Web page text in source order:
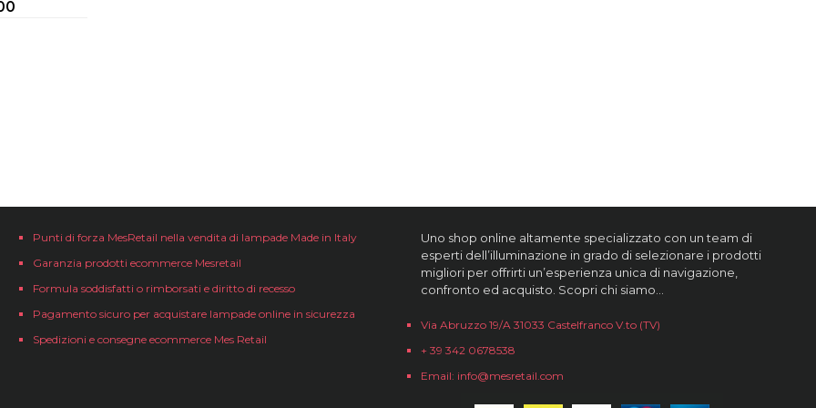
Punti di forza MesRetail nella vendita di lampade Made in Italy
Garanzia prodotti ecommerce Mesretail
Formula soddisfatti o rimborsati e diritto di recesso
Pagamento sicuro per acquistare lampade online in sicurezza
Spedizioni e consegne ecommerce Mes Retail
Uno shop online altamente specializzato con un team di
esperti dell’illuminazione in grado di selezionare i prodotti
migliori per offrirti un’esperienza unica di navigazione,
confronto ed acquisto. Scopri chi siamo…
Via Abruzzo 19/A 31033 Castelfranco V.to (TV)
+ 39 342 0678538
Email: info@mesretail.com